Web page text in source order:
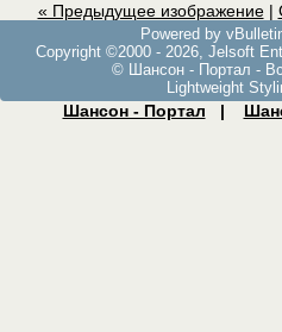
« Предыдущее изображение|
Powered by
Copyright ©2000 - 2026, Jelsoft
© Шансон - Портал -
Lightweight
Шансон - Портал |